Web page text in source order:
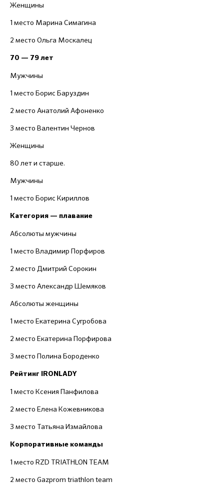
Женщины
1 место Марина Симагина
2 место Ольга Москалец
70 — 79 лет
Мужчины
1 место Борис Баруздин
2 место Анатолий Афоненко
3 место Валентин Чернов
Женщины
80 лет и старше.
Мужчины
1 место Борис Кириллов
Категория — плавание
Абсолюты мужчины
1 место Владимир Порфиров
2 место Дмитрий Сорокин
3 место Александр Шемяков
Абсолюты женщины
1 место Екатерина Сугробова
2 место Екатерина Порфирова
3 место Полина Бороденко
Рейтинг IRONLADY
1 место Ксения Панфилова
2 место Елена Кожевникова
3 место Татьяна Измайлова
Корпоративные команды
1 место RZD TRIATHLON TEAM
2 место Gazprom triathlon team